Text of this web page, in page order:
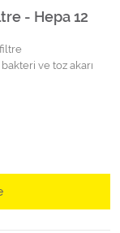
- Hepa 12
ve toz akarı